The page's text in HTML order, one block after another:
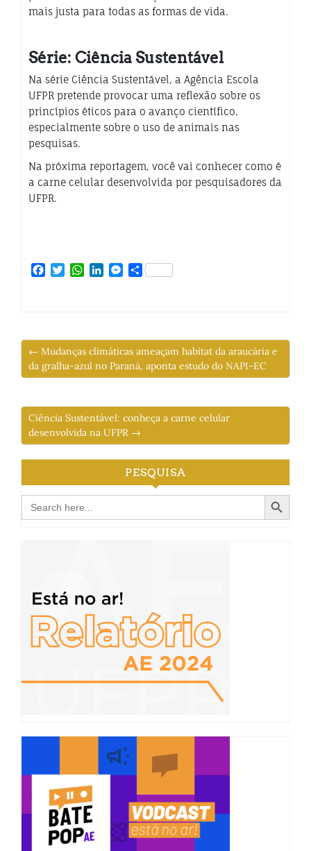
mais justa para todas as formas de vida.
Série: Ciência Sustentável
Na série Ciência Sustentável, a Agência Escola
UFPR pretende provocar uma reflexão sobre os
princípios éticos para o avanço científico,
especialmente sobre o uso de animais nas
pesquisas.
Na próxima reportagem, você vai conhecer como é
a carne celular desenvolvida por pesquisadores da
UFPR.
Facebook
TwitterWhatsApp
LinkedInMessenger
Share
← Mudanças climáticas ameaçam habitat da araucária e
da gralha-azul no Paraná, aponta estudo do NAPI-EC
Ciência Sustentável: conheça a carne celular
desenvolvida na UFPR →
PESQUISA
Search
for:
Search Button